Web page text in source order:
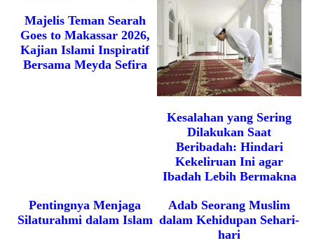
Majelis Teman Searah
Goes to Makassar 2026,
Kajian Islami Inspiratif
Bersama Meyda Sefira
Kesalahan yang Sering
Dilakukan Saat
Beribadah: Hindari
Kekeliruan Ini agar
Ibadah Lebih Bermakna
Pentingnya Menjaga
Silaturahmi dalam Islam
Adab Seorang Muslim
dalam Kehidupan Sehari-
hari